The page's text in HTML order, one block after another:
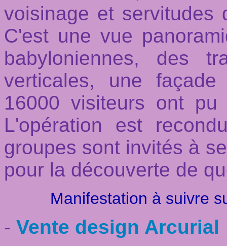
voisinage et servitudes
C'est une vue
babyloniennes, des
verticales, une
16000 visiteurs ont
L'opération est
groupes sont invités à
pour la découverte de
Manifestation à suivre
- Vente design Arcurial